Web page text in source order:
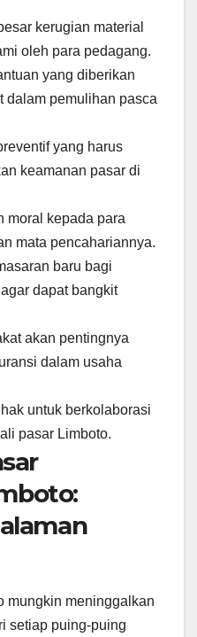
kerugian material
oleh para pedagang.
yang diberikan
dalam pemulihan pasca
yang harus
keamanan pasar di
moral kepada para
mata pencahariannya.
baru bagi
dapat bangkit
akan pentingnya
dalam usaha
untuk berkolaborasi
pasar Limboto.
mungkin meninggalkan
setiap puing-puing